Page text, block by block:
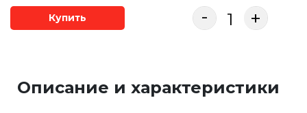
Купить - +
Описание и характеристики